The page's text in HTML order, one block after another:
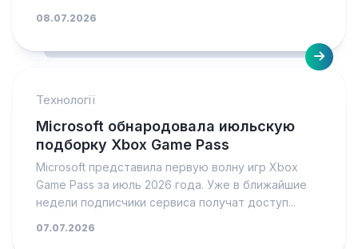
08.07.2026
Технології
Microsoft обнародовала июльскую
подборку Xbox Game Pass
Microsoft представила первую волну игр Xbox
Game Pass за июль 2026 года. Уже в ближайшие
недели подписчики сервиса получат доступ...
07.07.2026